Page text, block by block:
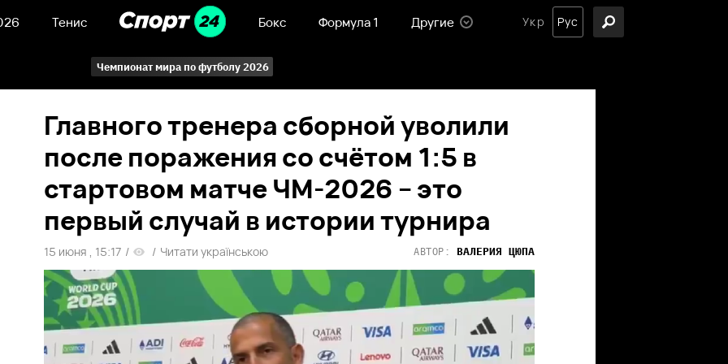
Тенис Бокс Формула 1 Другие Укр Рус
Чемпионат мира по футболу 2026
Главного тренера сборной уволили
после поражения со счётом 1:5 в
стартовом матче ЧМ-2026 – это
первый случай в истории турнира
15 июня , 15:17 / / Читати українською АВТОР: ВАЛЕРИЯ ЦЮПА